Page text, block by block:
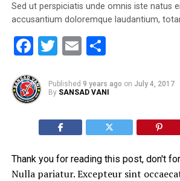
Sed ut perspiciatis unde omnis iste natus
accusantium doloremque laudantium,
Facebook
Twitter
EmailShare
Published 9 years ago on July 4, 2017
By SANSAD VANI
Thank you for reading this post, don't
Nulla pariatur. Excepteur sint